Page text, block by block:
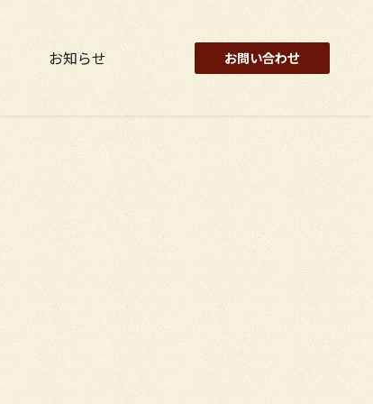
お知らせ お問い合わせ